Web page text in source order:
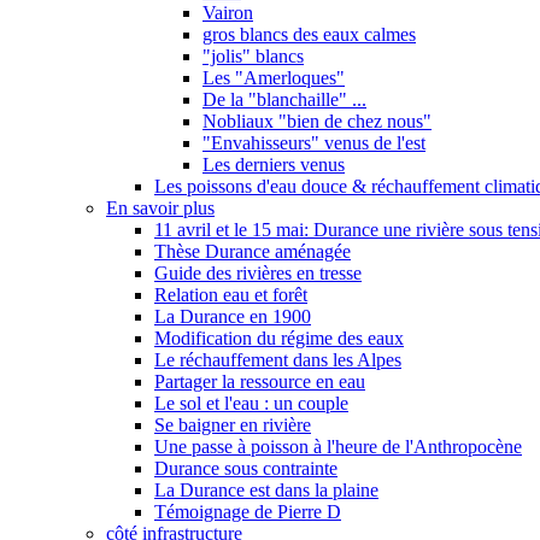
Vairon
gros blancs des eaux calmes
"jolis" blancs
Les "Amerloques"
De la "blanchaille" ...
Nobliaux "bien de chez nous"
"Envahisseurs" venus de l'est
Les derniers venus
Les poissons d'eau douce & réchauffement
En savoir plus
11 avril et le 15 mai: Durance une rivière sous
Thèse Durance aménagée
Guide des rivières en tresse
Relation eau et forêt
La Durance en 1900
Modification du régime des eaux
Le réchauffement dans les Alpes
Partager la ressource en eau
Le sol et l'eau : un couple
Se baigner en rivière
Une passe à poisson à l'heure de l'Anthropocène
Durance sous contrainte
La Durance est dans la plaine
Témoignage de Pierre D
côté infrastructure